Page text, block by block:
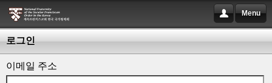
Menu
로그인
이메일 주소